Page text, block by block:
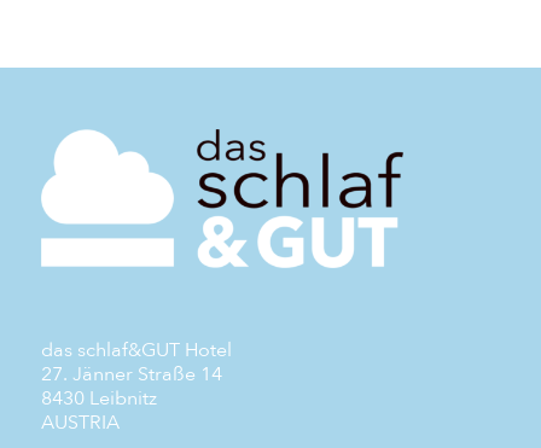
das schlaf&GUT Hotel
27. Jänner Straße 14
8430 Leibnitz
AUSTRIA